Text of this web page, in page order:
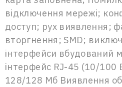
відключення мережі;
доступ; рух виявлення;
вторгнення; SMD;
інтерфейси вбудований
інтерфейс RJ-45 (10/100
128/128 Мб Виявлення